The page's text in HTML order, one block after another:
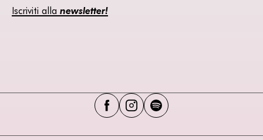
Iscriviti alla newsletter!